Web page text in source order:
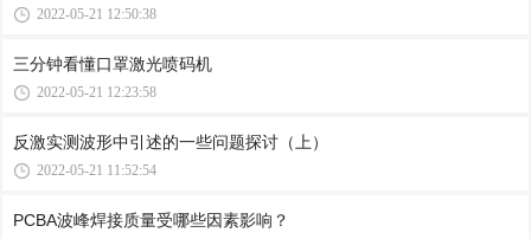
2022-05-21 12:50:38
三分钟看懂口罩激光喷码机
2022-05-21 12:23:58
反激实测波形中引述的一些问题探讨（上）
2022-05-21 11:52:54
PCBA波峰焊接质量受哪些因素影响？